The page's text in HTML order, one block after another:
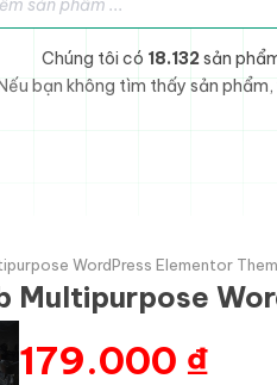
Chúng tôi có 18.132 sản
bạn không tìm thấy sản
WordPress Elementor
179.000 ₫